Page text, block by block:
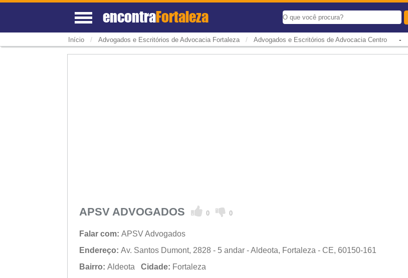
encontraFortaleza
Início / Advogados e Escritórios de Advocacia Fortaleza / Advogados e Escritórios de Advocacia Centro-
APSV ADVOGADOS 0 0
Falar com: APSV Advogados
Endereço: Av. Santos Dumont, 2828 - 5 andar - Aldeota, Fortaleza - CE, 60150-161
Bairro: Aldeota Cidade: Fortaleza